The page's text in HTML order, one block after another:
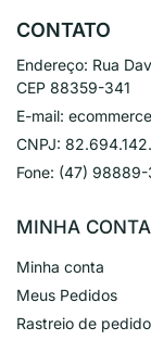
CONTATO
Endereço: Rua
CEP 88359-341
E-mail:
CNPJ:
Fone: (47) 98889-
MINHA CONTA
Minha conta
Meus Pedidos
Rastreio de pedido